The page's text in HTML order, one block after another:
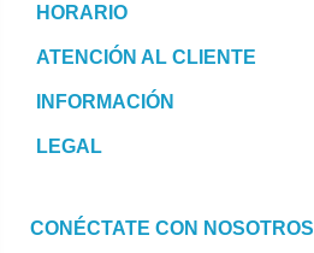
HORARIO
ATENCIÓN AL CLIENTE
INFORMACIÓN
LEGAL
CONÉCTATE CON NOSOTROS